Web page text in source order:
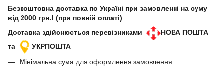
Безкоштовна доставка по Україні при замовленні на суму
від 2000 грн.! (при повній оплаті)
Доставка здійснюється перевізниками
НОВА ПОШТА
та
УКРПОШТА
Мінімальна сума для оформлення замовлення